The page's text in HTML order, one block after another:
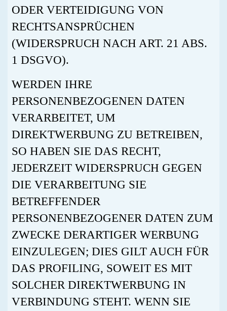
ODER VERTEIDIGUNG VON
RECHTSANSPRÜCHEN
(WIDERSPRUCH NACH ART. 21 ABS.
1 DSGVO).
WERDEN IHRE
PERSONENBEZOGENEN DATEN
VERARBEITET, UM
DIREKTWERBUNG ZU BETREIBEN,
SO HABEN SIE DAS RECHT,
JEDERZEIT WIDERSPRUCH GEGEN
DIE VERARBEITUNG SIE
BETREFFENDER
PERSONENBEZOGENER DATEN ZUM
ZWECKE DERARTIGER WERBUNG
EINZULEGEN; DIES GILT AUCH FÜR
DAS PROFILING, SOWEIT ES MIT
SOLCHER DIREKTWERBUNG IN
VERBINDUNG STEHT. WENN SIE